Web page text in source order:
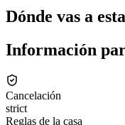
Dónde vas a
Información
Cancelación
strict
Reglas de la casa